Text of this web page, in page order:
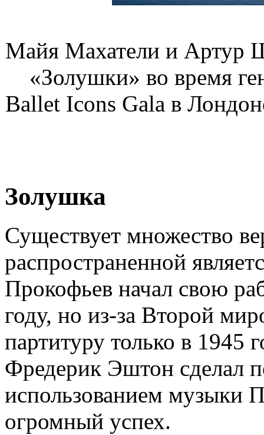
Майя Махатели и Артур
«Золушки» во время
Ballet Icons Gala в
Золушка
Существует множество
распространенной
Прокофьев начал свою
году, но из-за Второй
партитуру только в 1945
Фредерик Эштон сделал
использованием музыки
огромный успех.